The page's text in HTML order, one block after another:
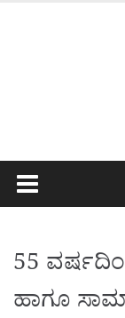
55
ಹಾಗೂ